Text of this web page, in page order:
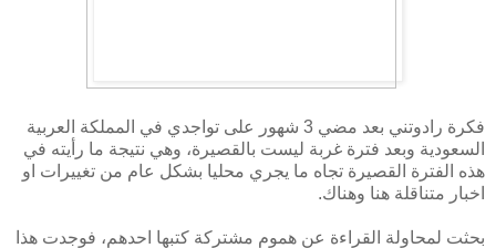
فكرة رادوتني بعد مضي 3 شهور على تواجدي في المملكة العربية
السعودية وبعد فترة غربة ليست بالقصيرة، وهي نتيجة ما رأيته في
هذه الفترة القصيرة تجاه ما يجري محليا بشكل عام من تغييرات او
اخبار متناقلة هنا وهناك.
بحثت لمحاولة القراءة عن هموم مشتركة كتبها احدهم، فوجدت هذا